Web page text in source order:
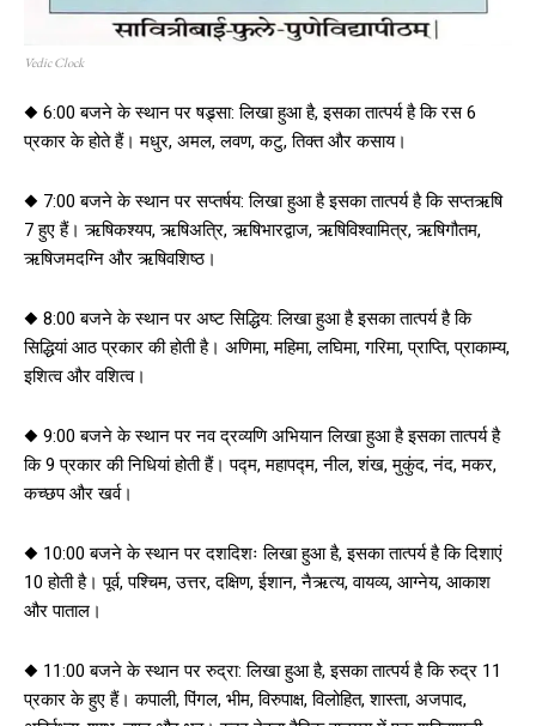
Vedic Clock
◆ 6:00 बजने के स्थान पर षड्र्सा: लिखा हुआ है, इसका तात्पर्य है कि रस 6
प्रकार के होते हैं। मधुर, अमल, लवण, कटु, तिक्त और कसाय।
◆ 7:00 बजने के स्थान पर सप्तर्षय: लिखा हुआ है इसका तात्पर्य है कि सप्तऋषि
7 हुए हैं। ऋषिकश्यप, ऋषिअत्रि, ऋषिभारद्वाज, ऋषिविश्वामित्र, ऋषिगौतम,
ऋषिजमदग्नि और ऋषिवशिष्ठ।
◆ 8:00 बजने के स्थान पर अष्ट सिद्धिय: लिखा हुआ है इसका तात्पर्य है कि
सिद्धियां आठ प्रकार की होती है। अणिमा, महिमा, लघिमा, गरिमा, प्राप्ति, प्राकाम्य,
इशित्व और वशित्व।
◆ 9:00 बजने के स्थान पर नव द्रव्यणि अभियान लिखा हुआ है इसका तात्पर्य है
कि 9 प्रकार की निधियां होती हैं। पद्म, महापद्म, नील, शंख, मुकुंद, नंद, मकर,
कच्छप और खर्व।
◆ 10:00 बजने के स्थान पर दशदिशः लिखा हुआ है, इसका तात्पर्य है कि दिशाएं
10 होती है। पूर्व, पश्चिम, उत्तर, दक्षिण, ईशान, नैऋत्य, वायव्य, आग्नेय, आकाश
और पाताल।
◆ 11:00 बजने के स्थान पर रुद्रा: लिखा हुआ है, इसका तात्पर्य है कि रुद्र 11
प्रकार के हुए हैं। कपाली, पिंगल, भीम, विरुपाक्ष, विलोहित, शास्ता, अजपाद,